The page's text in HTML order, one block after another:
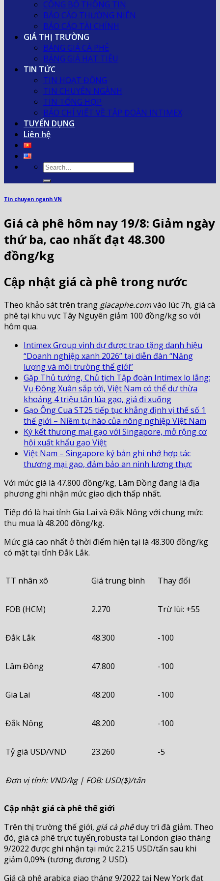
CÔNG BỐ THÔNG TIN
BÁO CÁO THƯỜNG NIÊN
BÁO CÁO TÀI CHÍNH
GIÁ THỊ TRƯỜNG
BẢNG GIÁ CÀ PHÊ
BẢNG GIÁ HẠT TIÊU
TIN TỨC
TIN HOẠT ĐỘNG
TIN CHUYÊN NGÀNH
TIN TỔNG HỢP
BÁO CHÍ VIẾT VỀ TẬP ĐOÀN INTIMEX
TUYỂN DỤNG
Liên hệ
Tin chuyen nganh VN
Giá cà phê hôm nay 19/8: Giảm ngày
thứ ba, cao nhất đạt 48.300
đồng/kg
Cập nhật giá cà phê trong nước
Theo khảo sát trên trang giacaphe.comvào lúc 7h, giá cà
phê tại khu vực Tây Nguyên giảm 100 đồng/kg so với
hôm qua.
Intimex Group vinh dự được trao tặng danh hiệu
“Doanh nghiệp xanh 2026” tại diễn đàn “Năng
lượng và môi trường thế giới”
Gặp Thủ tướng, Chủ tịch Tập đoàn Intimex lo lắng:
Vụ Đông Xuân sắp tới, Việt Nam có thể dư thừa
khoảng 4 triệu tấn lúa gạo, giá đi xuống
Gạo Ông Cua ST25 tiếp tục khẳng định vị thế số 1
thế giới – Niềm tự hào của nông nghiệp Việt Nam
Ký kết thương mại gạo với Singapore, mở rộng cơ
hội xuất khẩu gạo Việt
Việt Nam – Singapore ký bản ghi nhớ hợp tác
thương mại gạo, đảm bảo an ninh lương thực
Với mức giá là 47.800 đồng/kg, Lâm Đồng đang là địa
phương ghi nhận mức giao dịch thấp nhất.
Tiếp đó là hai tỉnh Gia Lai và Đắk Nông với chung mức
thu mua là 48.200 đồng/kg.
Mức giá cao nhất ở thời điểm hiện tại là 48.300 đồng/kg
có mặt tại tỉnh Đắk Lắk.
TT nhân xô Giá trung bình Thay đổi
FOB (HCM) 2.270 Trừ lùi: +55
Đắk Lắk 48.300 -100
Lâm Đồng 47.800 -100
Gia Lai 48.200 -100
Đắk Nông 48.200 -100
Tỷ giá USD/VND 23.260 -5
Đơn vị tính: VND/kg | FOB: USD($)/tấn
Cập nhật giá cà phê thế giới
Trên thị trường thế giới, giá cà phêduy trì đà giảm. Theo
đó, giá cà phê trực tuyến robusta tại London giao tháng
9/2022 được ghi nhận tại mức 2.215 USD/tấn sau khi
giảm 0,09% (tương đương 2 USD).
Giá cà phê arabica giao tháng 9/2022 tại New York đạt